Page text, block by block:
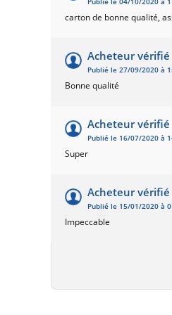
carton de bonne qualité,
Acheteur vérifié
Publié le 27/09/2020 à
Bonne qualité
Acheteur vérifié
Publié le 16/07/2020 à
Super
Acheteur vérifié
Publié le 15/01/2020 à
Impeccable